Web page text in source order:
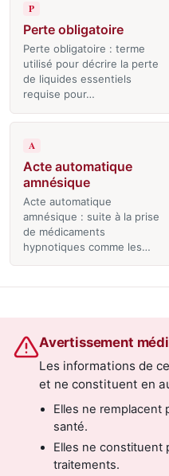
P
Perte obligatoire
Perte obligatoire : terme
utilisé pour décrire la perte
de liquides essentiels
requise pour…
A
Acte automatique
amnésique
Acte automatique
amnésique : suite à la prise
de médicaments
hypnotiques comme les…
Avertissement
Les informations de
et ne constituent en
Elles ne remplacent
santé.
Elles ne constituent
traitements.